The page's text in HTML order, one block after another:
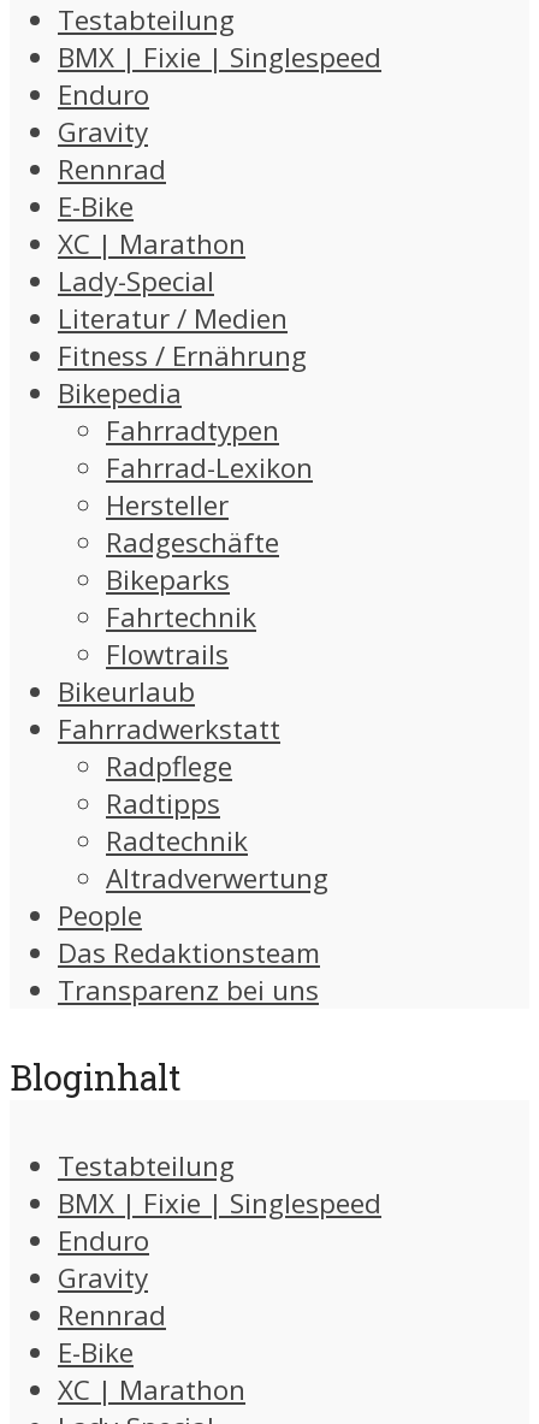
Testabteilung
BMX | Fixie | Singlespeed
Enduro
Gravity
Rennrad
E-Bike
XC | Marathon
Lady-Special
Literatur / Medien
Fitness / Ernährung
Bikepedia
Fahrradtypen
Fahrrad-Lexikon
Hersteller
Radgeschäfte
Bikeparks
Fahrtechnik
Flowtrails
Bikeurlaub
Fahrradwerkstatt
Radpflege
Radtipps
Radtechnik
Altradverwertung
People
Das Redaktionsteam
Transparenz bei uns
Bloginhalt
Testabteilung
BMX | Fixie | Singlespeed
Enduro
Gravity
Rennrad
E-Bike
XC | Marathon